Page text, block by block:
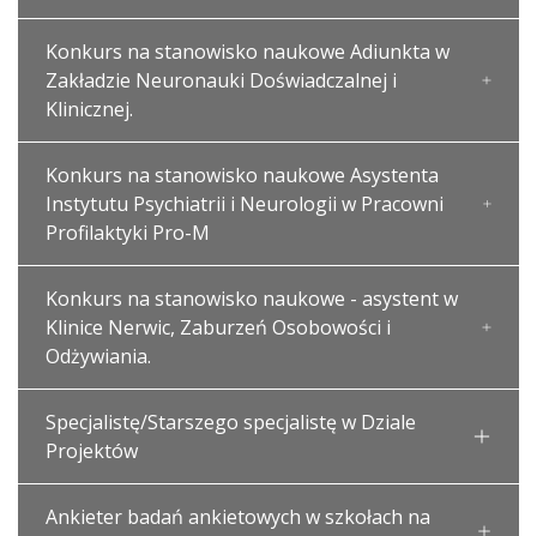
Konkurs na stanowisko naukowe Adiunkta w
Zakładzie Neuronauki Doświadczalnej i
Klinicznej.
Konkurs na stanowisko naukowe Asystenta
Instytutu Psychiatrii i Neurologii w Pracowni
Profilaktyki Pro-M
Konkurs na stanowisko naukowe - asystent w
Klinice Nerwic, Zaburzeń Osobowości i
Odżywiania.
Specjalistę/Starszego specjalistę w Dziale
Projektów
Ankieter badań ankietowych w szkołach na